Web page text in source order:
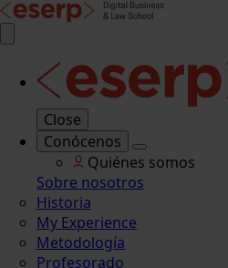
Close
Conócenos
Quiénes somos
Sobre nosotros
Historia
My Experience
Metodología
Profesorado